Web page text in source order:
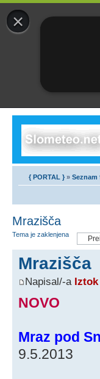
×
{ PORTAL } »
Mrazišča
Tema je zaklenjena
Mrazišča
Napisal/-a
NOVO
Mraz pod
9.5.2013